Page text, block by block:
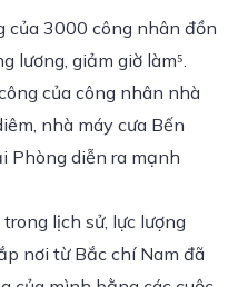
của 3000 công nhân đồn
lương, giảm giờ làm⁵.
của công nhân nhà
nhà máy cưa Bến
Phòng diễn ra mạnh
lịch sử, lực lượng
nơi từ Bắc chí Nam đã